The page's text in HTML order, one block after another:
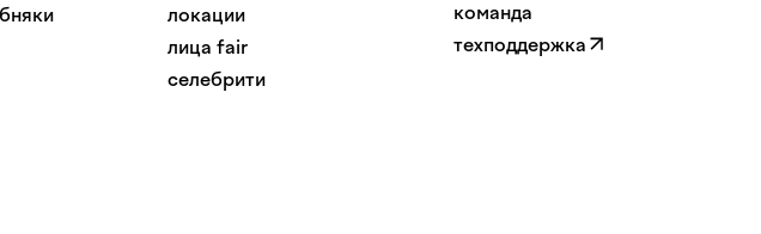
локации
лица fair
селебрити
команда
техподдержка